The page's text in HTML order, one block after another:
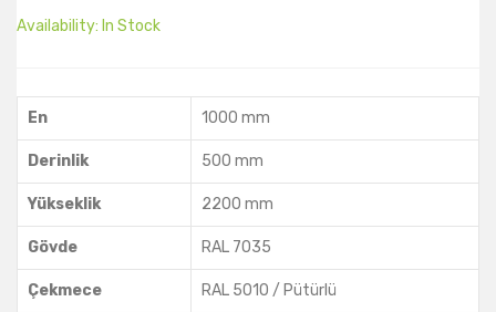
Availability: In Stock
En 1000 mm
Derinlik 500 mm
Yükseklik 2200 mm
Gövde RAL 7035
Çekmece RAL 5010 / Pütürlü